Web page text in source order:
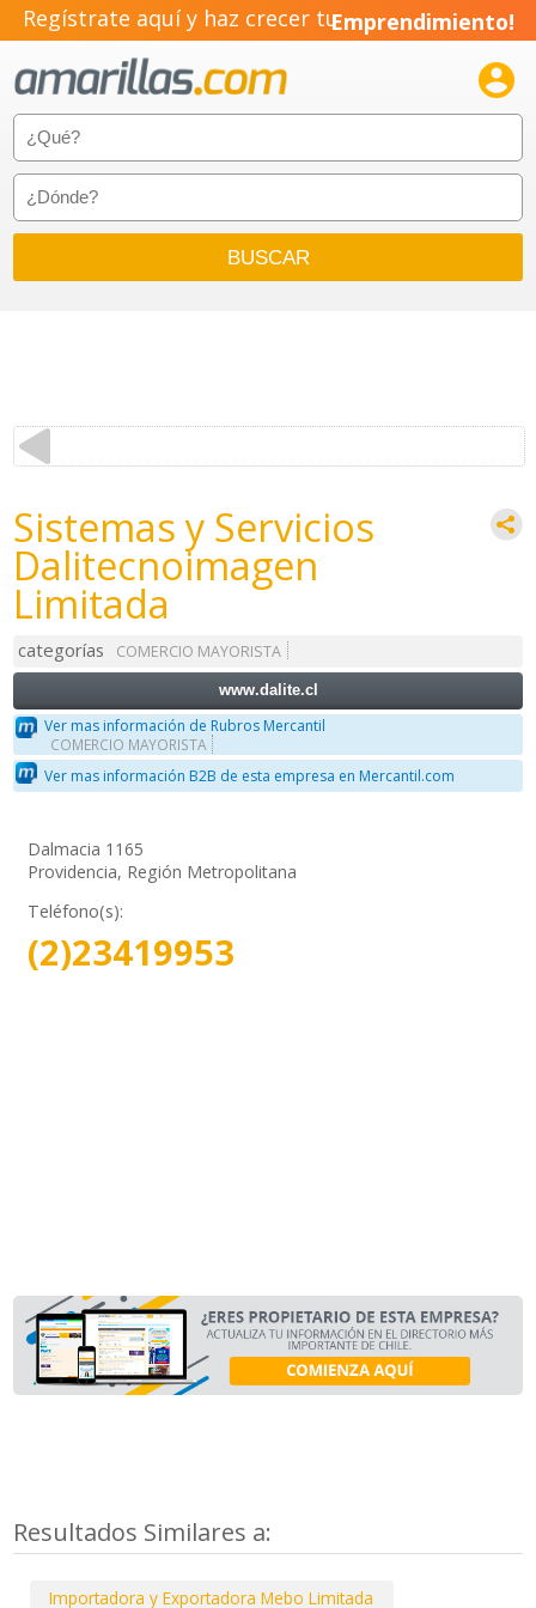
Regístrate aquí y haz crecer tuEmprendimiento!

Sistemas y Servicios
Dalitecnoimagen
Limitada
categorías COMERCIO MAYORISTA
www.dalite.cl
Ver mas información de Rubros Mercantil
COMERCIO MAYORISTA
Ver mas información B2B de esta empresa en Mercantil.com
Dalmacia 1165
Providencia, Región Metropolitana
Teléfono(s):
(2)23419953
Resultados Similares a:
Importadora y Exportadora Mebo Limitada